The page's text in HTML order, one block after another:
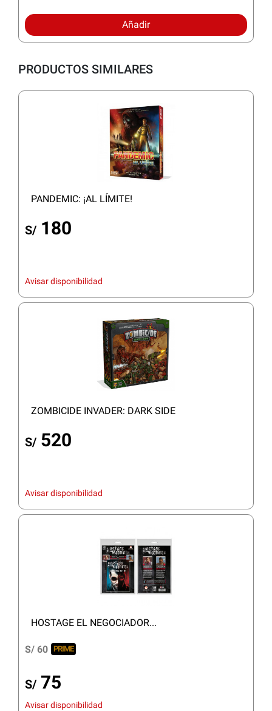
Añadir
PRODUCTOS SIMILARES
PANDEMIC: ¡AL LÍMITE!
S/ 180
Avisar disponibilidad
ZOMBICIDE INVADER: DARK SIDE
S/ 520
Avisar disponibilidad
HOSTAGE EL NEGOCIADOR...
S/ 60 PRIME
S/ 75
Avisar disponibilidad